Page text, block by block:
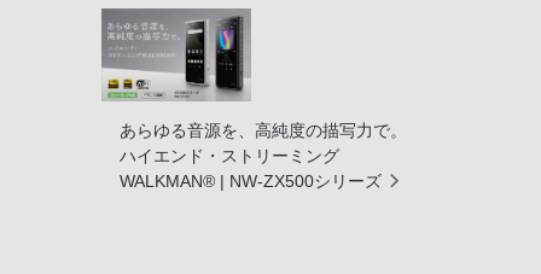
あらゆる音源を、高純度の描写力で。
ハイエンド・ストリーミング
WALKMAN® | NW-ZX500シリーズ